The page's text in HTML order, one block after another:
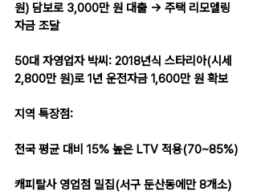
원) 담보로 3,000만 원 대출 → 주택 리모델링
자금 조달
50대 자영업자 박씨: 2018년식 스타리아(시세
2,800만 원)로 1년 운전자금 1,600만 원 확보
지역 특장점:
전국 평균 대비 15% 높은 LTV 적용(70~85%)
캐피탈사 영업점 밀집(서구 둔산동에만 8개소)